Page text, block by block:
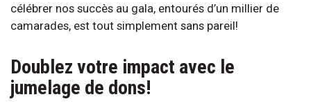
célébrer nos succès au gala, entourés d’un millier de
camarades, est tout simplement sans pareil!
Doublez votre impact avec le
jumelage de dons!